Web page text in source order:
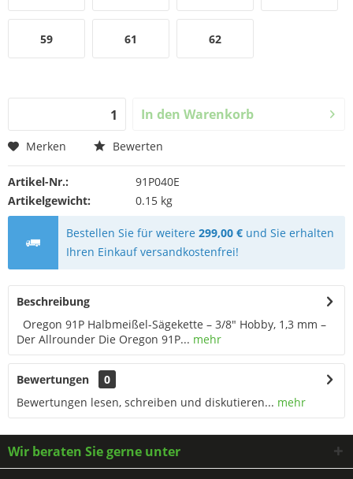
59 61 62
In den Warenkorb
Merken Bewerten
Artikel-Nr.:
91P040E
Artikelgewicht:
0.15 kg
Bestellen Sie für weitere299,00 € und Sie erhalten
Ihren Einkauf versandkostenfrei!
Beschreibung
Oregon 91P Halbmeißel-Sägekette – 3/8" Hobby, 1,3 mm –
Der Allrounder Die Oregon 91P... mehr
Bewertungen
0
Bewertungen lesen, schreiben und diskutieren... mehr
Wir beraten Sie gerne unter